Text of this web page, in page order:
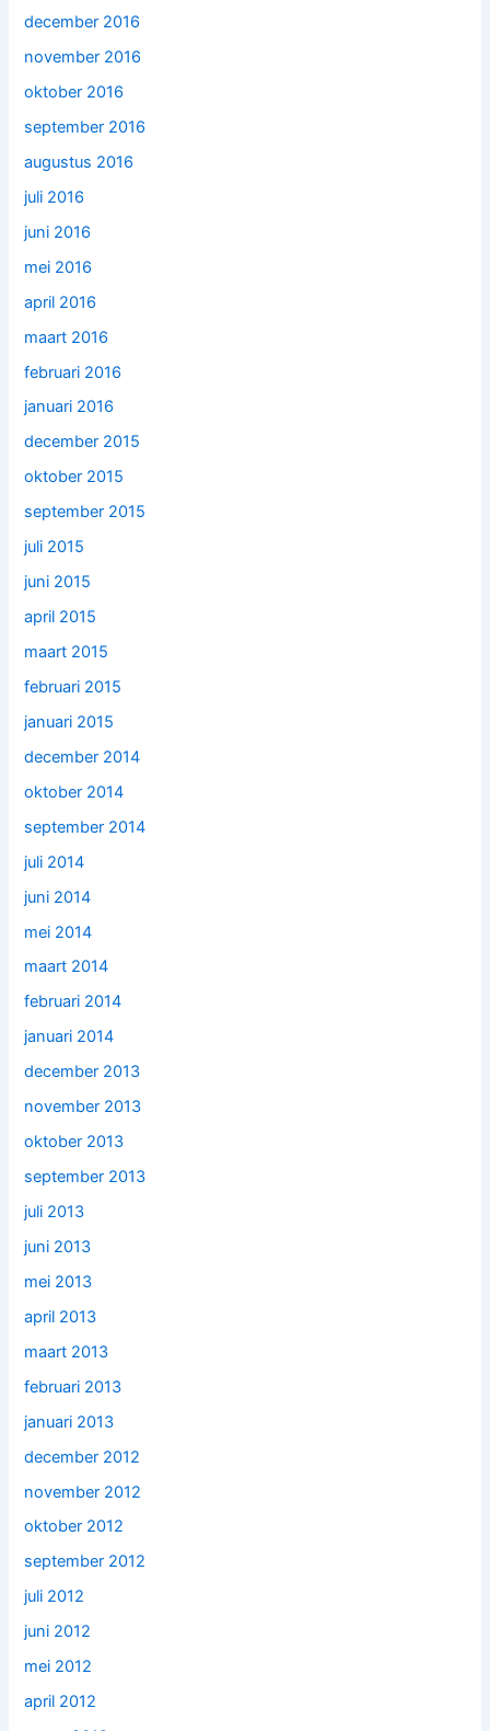
december 2016
november 2016
oktober 2016
september 2016
augustus 2016
juli 2016
juni 2016
mei 2016
april 2016
maart 2016
februari 2016
januari 2016
december 2015
oktober 2015
september 2015
juli 2015
juni 2015
april 2015
maart 2015
februari 2015
januari 2015
december 2014
oktober 2014
september 2014
juli 2014
juni 2014
mei 2014
maart 2014
februari 2014
januari 2014
december 2013
november 2013
oktober 2013
september 2013
juli 2013
juni 2013
mei 2013
april 2013
maart 2013
februari 2013
januari 2013
december 2012
november 2012
oktober 2012
september 2012
juli 2012
juni 2012
mei 2012
april 2012